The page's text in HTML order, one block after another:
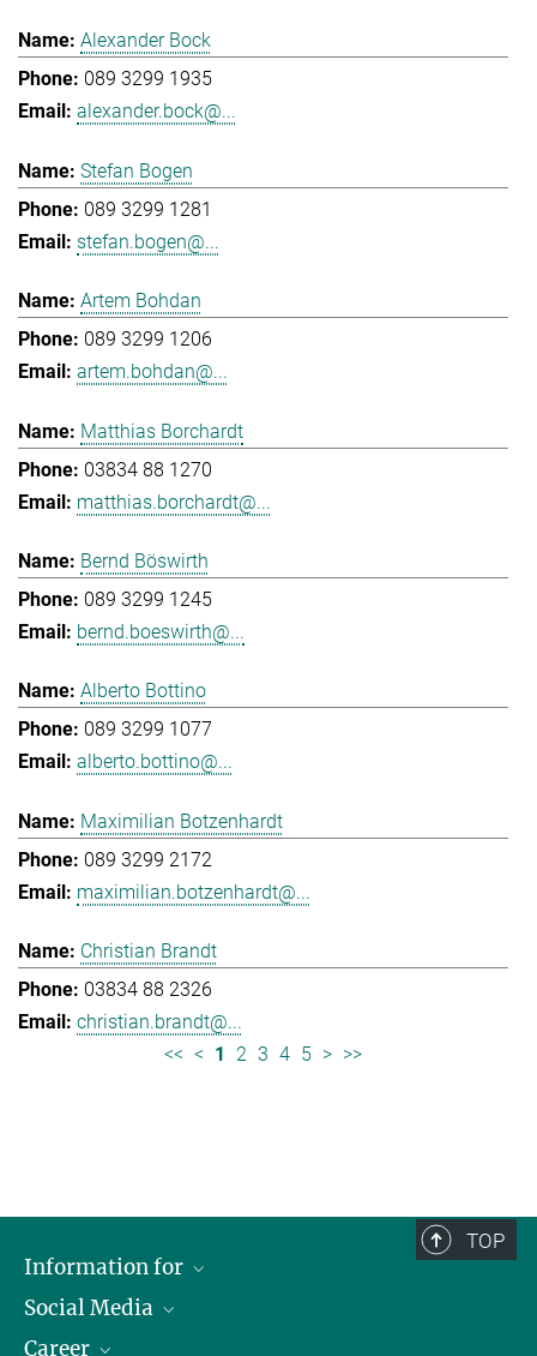
Alexander Bock
089 3299 1935
alexander.bock@...
Stefan Bogen
089 3299 1281
stefan.bogen@...
Artem Bohdan
089 3299 1206
artem.bohdan@...
Matthias Borchardt
03834 88 1270
matthias.borchardt@...
Bernd Böswirth
089 3299 1245
bernd.boeswirth@...
Alberto Bottino
089 3299 1077
alberto.bottino@...
Maximilian Botzenhardt
089 3299 2172
maximilian.botzenhardt@...
Christian Brandt
03834 88 2326
christian.brandt@...
<< < 1 2 3 4 5 > >>
TOP
Information for
Journalists
School
Social Media
LinkedIn
Career